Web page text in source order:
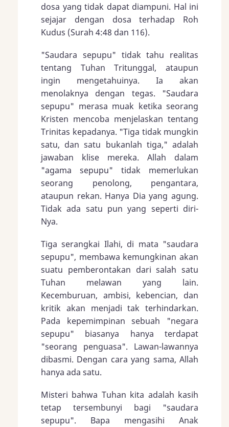
dosa yang tidak dapat diampuni. Hal ini
sejajar dengan dosa terhadap Roh
Kudus (Surah 4:48 dan 116).
"Saudara sepupu" tidak tahu realitas
tentang Tuhan Tritunggal, ataupun
ingin mengetahuinya. Ia akan
menolaknya dengan tegas. "Saudara
sepupu" merasa muak ketika seorang
Kristen mencoba menjelaskan tentang
Trinitas kepadanya. "Tiga tidak mungkin
satu, dan satu bukanlah tiga," adalah
jawaban klise mereka. Allah dalam
"agama sepupu" tidak memerlukan
seorang penolong, pengantara,
ataupun rekan. Hanya Dia yang agung.
Tidak ada satu pun yang seperti diri-
Nya.
Tiga serangkai Ilahi, di mata "saudara
sepupu", membawa kemungkinan akan
suatu pemberontakan dari salah satu
Tuhan melawan yang lain.
Kecemburuan, ambisi, kebencian, dan
kritik akan menjadi tak terhindarkan.
Pada kepemimpinan sebuah "negara
sepupu" biasanya hanya terdapat
"seorang penguasa". Lawan-lawannya
dibasmi. Dengan cara yang sama, Allah
hanya ada satu.
Misteri bahwa Tuhan kita adalah kasih
tetap tersembunyi bagi "saudara
sepupu". Bapa mengasihi Anak